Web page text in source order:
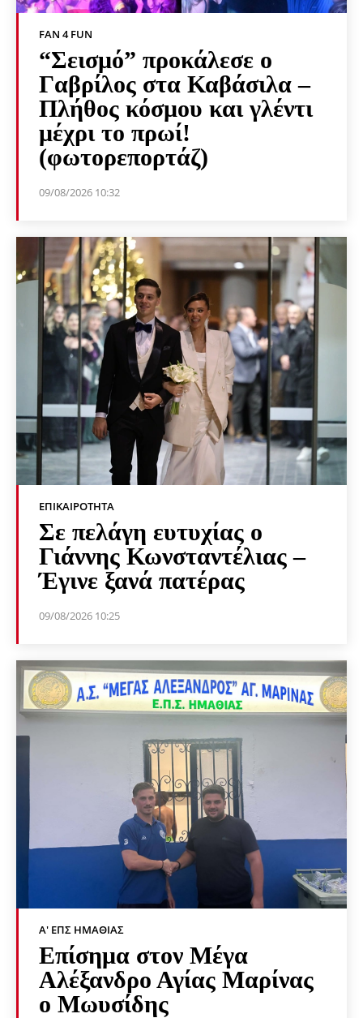
FAN 4 FUN
“Σεισμό” προκάλεσε ο
Γαβρίλος στα Καβάσιλα –
Πλήθος κόσμου και γλέντι
μέχρι το πρωί!
(φωτορεπορτάζ)
09/08/2026 10:32
ΕΠΙΚΑΙΡΌΤΗΤΑ
Σε πελάγη ευτυχίας ο
Γιάννης Κωνσταντέλιας –
Έγινε ξανά πατέρας
09/08/2026 10:25
Α' ΕΠΣ ΗΜΑΘΊΑΣ
Επίσημα στον Μέγα
Αλέξανδρο Αγίας Μαρίνας
ο Μωυσίδης